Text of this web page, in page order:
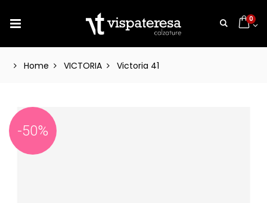
0
Home VICTORIA Victoria 41
-50%